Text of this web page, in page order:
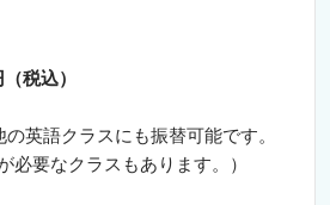
税込）
英語クラスにも振替可能です。
必要なクラスもあります。）